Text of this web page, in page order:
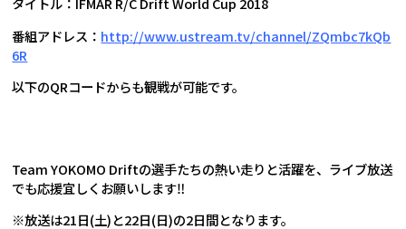
番組アドレス： http://www.ustream.tv/channel/ZQmbc7kQb
6R
以下のQRコードからも観戦が可能です。
Team YOKOMO Driftの選手たちの熱い走りと活躍を、ライブ放送
でも応援宜しくお願いします‼
※放送は21日(土)と22日(日)の2日間となります。